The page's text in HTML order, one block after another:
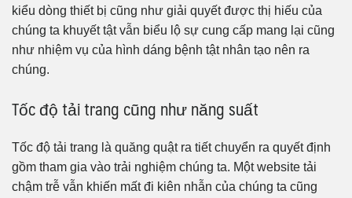
kiểu dòng thiết bị cũng như giải quyết được thị hiếu của
chúng ta khuyết tật vẫn biểu lộ sự cung cấp mang lại cũng
như nhiệm vụ của hình dáng bệnh tật nhân tạo nên ra
chúng.
Tốc độ tải trang cũng như năng suất
Tốc độ tải trang là quăng quật ra tiết chuyển ra quyết định
gồm tham gia vào trải nghiệm chúng ta. Một website tải
chậm trễ vẫn khiến mất đi kiên nhẫn của chúng ta cũng